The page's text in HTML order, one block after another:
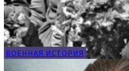
ВОЕННАЯ ИСТОРИЯ